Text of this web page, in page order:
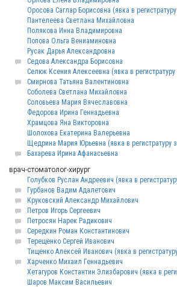
Оросова Саглар Борисовна (явка в
Пантелеева Светлана Михайловна
Полякова Инна Владимировна
Попова Ольга Вениаминовна
Русак Дарья Александровна
Седова Александра Борисовна
Селюк Ксения Алексеевна (явка в
Смирнова Татьяна Валентиновна
Соболева Светлана Михайловна
Соловьева Мария Вячеславовна
Федорова Ирина Геннадьевна
Храмцова Яна Викторовна
Шолохова Екатерина Валерьевна
Щедрина Мария Юрьевна (явка в регистратуру
Бахарева Ирина Афанасьевна
врач-стоматолог-хирург
Голубков Руслан Андреевич (явка в
Гурбанов Вадим Адалетович
Круковский Александр Михайлович
Петров Игорь Сергеевич
Петросян Нарек Радикович
Середкин Роман Константинович
Терещенко Сергей Иванович
Тищенко Алексей Иванович (явка в
Харченко Михаил Геннадьевич
Хетагуров Константин Элизбарович (явка в
Шаров Максим Васильевич